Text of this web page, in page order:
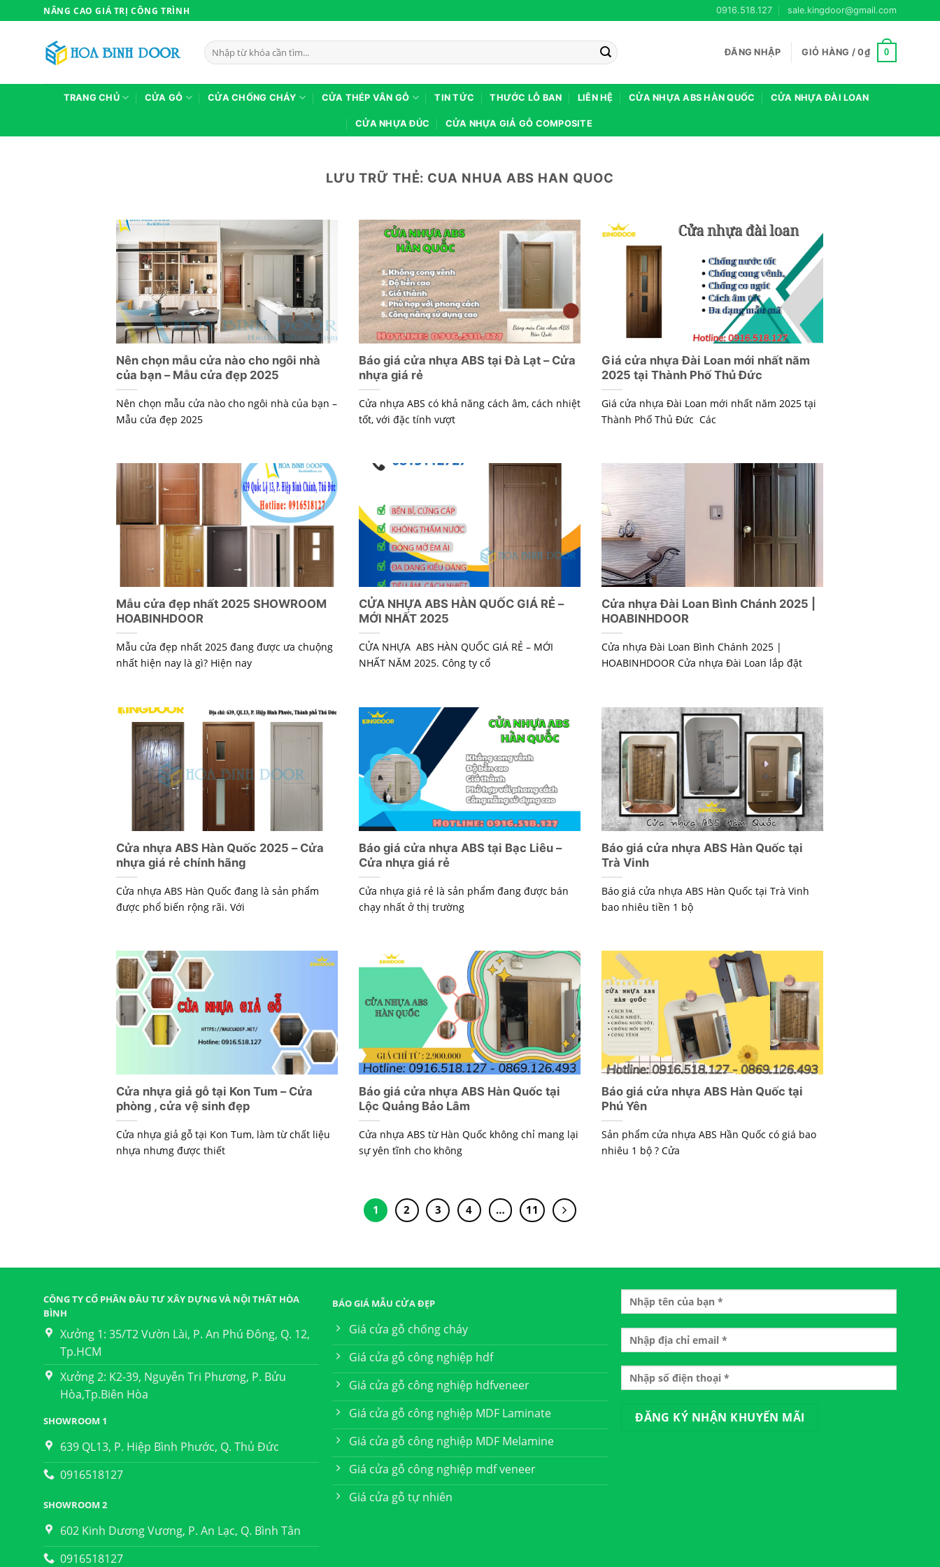
qua
NÂNG CAO GIÁ TRỊ CÔNG TRÌNH 0916.518.127 sale.kingdoor@gmail.com
Tìm
kiếm:
ĐĂNG NHẬP GIỎ HÀNG /0₫ 0
TRANG CHỦ CỬA GỖ CỬA CHỐNG CHÁY CỬA THÉP VÂN GỖ TIN TỨC THƯỚC LỖ BAN LIÊN HỆ CỬA NHỰA ABS HÀN QUỐC CỬA NHỰA ĐÀI LOAN
CỬA NHỰA ĐÚC CỬA NHỰA GIẢ GỖ COMPOSITE
LƯU TRỮ THẺ: CUA NHUA ABS HAN QUOC
Nên chọn mẫu cửa nào cho ngôi nhà
của bạn – Mẫu cửa đẹp 2025
Nên chọn mẫu cửa nào cho ngôi nhà của bạn –
Mẫu cửa đẹp 2025
Báo giá cửa nhựa ABS tại Đà Lạt – Cửa
nhựa giá rẻ
Cửa nhựa ABS có khả năng cách âm, cách nhiệt
tốt, với đặc tính vượt
Giá cửa nhựa Đài Loan mới nhất năm
2025 tại Thành Phố Thủ Đức
Giá cửa nhựa Đài Loan mới nhất năm 2025 tại
Thành Phố Thủ Đức Các
Mẫu cửa đẹp nhất 2025 SHOWROOM
HOABINHDOOR
Mẫu cửa đẹp nhất 2025 đang được ưa chuộng
nhất hiện nay là gì? Hiện nay
CỬA NHỰA ABS HÀN QUỐC GIÁ RẺ –
MỚI NHẤT 2025
CỬA NHỰA ABS HÀN QUỐC GIÁ RẺ – MỚI
NHẤT NĂM 2025. Công ty cổ
Cửa nhựa Đài Loan Bình Chánh 2025 |
HOABINHDOOR
Cửa nhựa Đài Loan Bình Chánh 2025 |
HOABINHDOOR Cửa nhựa Đài Loan lắp đặt
Cửa nhựa ABS Hàn Quốc 2025 – Cửa
nhựa giá rẻ chính hãng
Cửa nhựa ABS Hàn Quốc đang là sản phẩm
được phổ biến rộng rãi. Với
Báo giá cửa nhựa ABS tại Bạc Liêu –
Cửa nhựa giá rẻ
Cửa nhựa giá rẻ là sản phẩm đang được bán
chạy nhất ở thị trường
Báo giá cửa nhựa ABS Hàn Quốc tại
Trà Vinh
Báo giá cửa nhựa ABS Hàn Quốc tại Trà Vinh
bao nhiêu tiền 1 bộ
Cửa nhựa giả gỗ tại Kon Tum – Cửa
phòng , cửa vệ sinh đẹp
Cửa nhựa giả gỗ tại Kon Tum, làm từ chất liệu
nhựa nhưng được thiết
Báo giá cửa nhựa ABS Hàn Quốc tại
Lộc Quảng Bảo Lâm
Cửa nhựa ABS từ Hàn Quốc không chỉ mang lại
sự yên tĩnh cho không
Báo giá cửa nhựa ABS Hàn Quốc tại
Phú Yên
Sản phẩm cửa nhựa ABS Hần Quốc có giá bao
nhiêu 1 bộ ? Cửa
1 2 3 4 … 11
CÔNG TY CỔ PHẦN ĐẦU TƯ XÂY DỰNG VÀ NỘI THẤT HÒA
BÌNH
Xưởng 1: 35/T2 Vườn Lài, P. An Phú Đông, Q. 12,
Tp.HCM
Xưởng 2: K2-39, Nguyễn Tri Phương, P. Bửu
Hòa,Tp.Biên Hòa
SHOWROOM 1
639 QL13, P. Hiệp Bình Phước, Q. Thủ Đức
0916518127
SHOWROOM 2
602 Kinh Dương Vương, P. An Lạc, Q. Bình Tân
0916518127
BÁO GIÁ MẪU CỬA ĐẸP
Giá cửa gỗ chống cháy
Giá cửa gỗ công nghiệp hdf
Giá cửa gỗ công nghiệp hdfveneer
Giá cửa gỗ công nghiệp MDF Laminate
Giá cửa gỗ công nghiệp MDF Melamine
Giá cửa gỗ công nghiệp mdf veneer
Giá cửa gỗ tự nhiên